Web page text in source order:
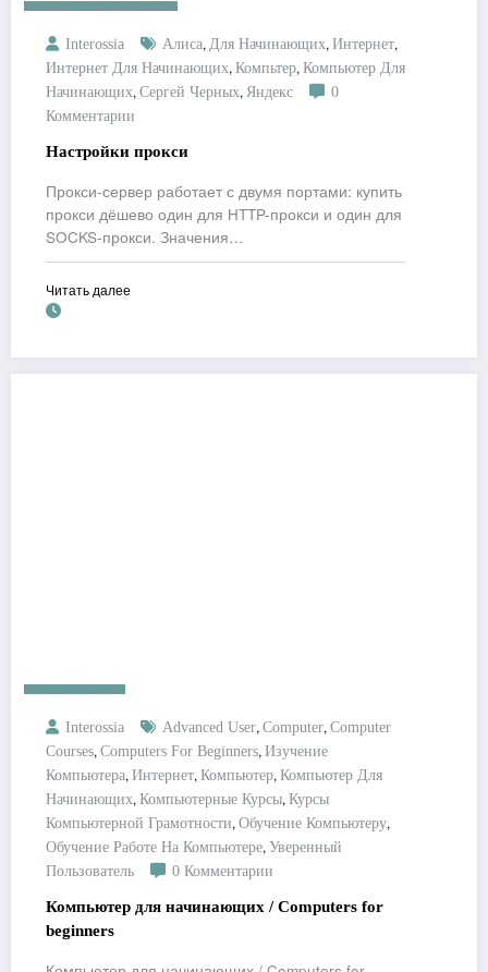
Работа С Программами
Interossia Алиса, Для Начинающих, Интернет,
Интернет Для Начинающих, Компьтер, Компьютер Для
Начинающих, Сергей Черных, Яндекс
0
Комментарии
Настройки прокси
Прокси-сервер работает с двумя портами: купить
прокси дёшево один для HTTP-прокси и один для
SOCKS-прокси. Значения…
Читать далее
Бизнес Онлайн
Interossia Advanced User, Computer, Computer
Courses, Computers For Beginners, Изучение
Компьютера, Интернет, Компьютер, Компьютер Для
Начинающих, Компьютерные Курсы, Курсы
Компьютерной Грамотности, Обучение Компьютеру,
Обучение Работе На Компьютере, Уверенный
Пользователь
0 Комментарии
Компьютер для начинающих / Computers for
beginners